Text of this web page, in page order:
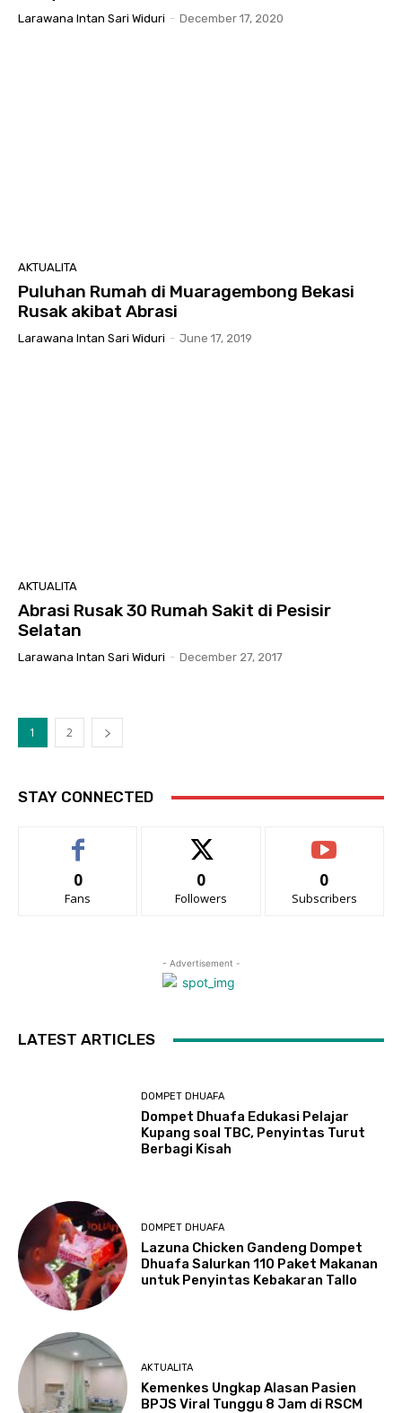
Larawana Intan Sari Widuri - December 17, 2020
AKTUALITA
Puluhan Rumah di Muaragembong Bekasi
Rusak akibat Abrasi
Larawana Intan Sari Widuri - June 17, 2019
AKTUALITA
Abrasi Rusak 30 Rumah Sakit di Pesisir
Selatan
Larawana Intan Sari Widuri - December 27, 2017
1 2
STAY CONNECTED
0
Fans
0
Followers
0
Subscribers
- Advertisement -
LATEST ARTICLES
DOMPET DHUAFA
Dompet Dhuafa Edukasi Pelajar
Kupang soal TBC, Penyintas Turut
Berbagi Kisah
DOMPET DHUAFA
Lazuna Chicken Gandeng Dompet
Dhuafa Salurkan 110 Paket Makanan
untuk Penyintas Kebakaran Tallo
AKTUALITA
Kemenkes Ungkap Alasan Pasien
BPJS Viral Tunggu 8 Jam di RSCM